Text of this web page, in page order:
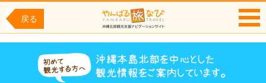
戻る
MENU